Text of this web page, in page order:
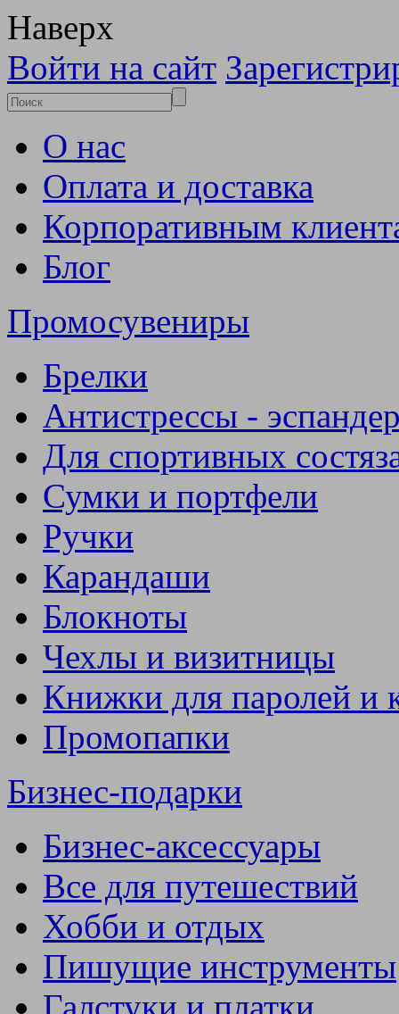
Наверх
Войти на сайт
О нас
Оплата и доставка
Корпоративным
Блог
Промосувениры
Брелки
Антистрессы -
Для спортивных
Сумки и портфели
Ручки
Карандаши
Блокноты
Чехлы и визитницы
Книжки для паролей и
Промопапки
Бизнес-подарки
Бизнес-аксессуары
Все для путешествий
Хобби и отдых
Пишущие инструменты